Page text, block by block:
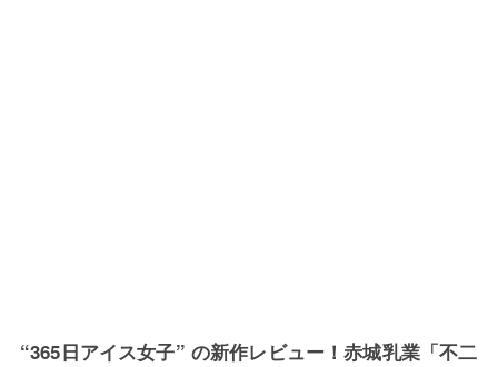
“365日アイス女子” の新作レビュー！赤城乳業「不二